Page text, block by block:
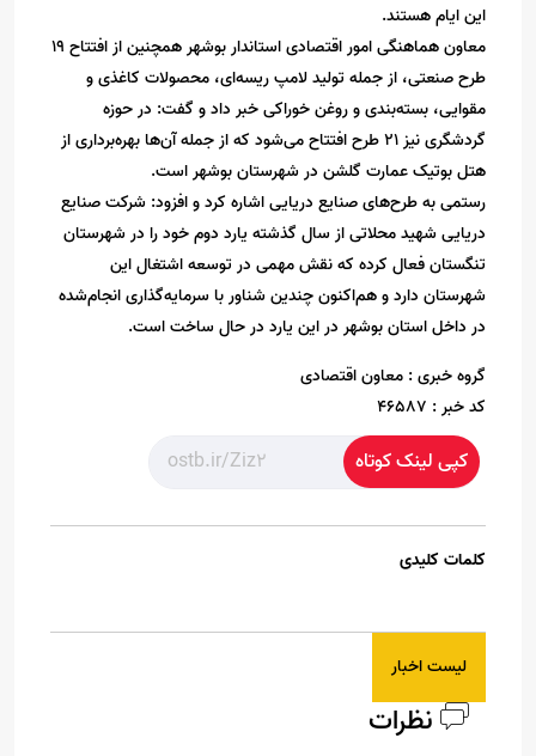
این ایام هستند.
معاون هماهنگی امور اقتصادی استاندار بوشهر همچنین از افتتاح 19
طرح صنعتی، از جمله تولید لامپ ریسه‌ای، محصولات کاغذی و
مقوایی، بسته‌بندی و روغن خوراکی خبر داد و گفت: در حوزه
گردشگری نیز 21 طرح افتتاح می‌شود که از جمله آن‌ها بهره‌برداری از
هتل بوتیک عمارت گلشن در شهرستان بوشهر است.
رستمی به طرح‌های صنایع دریایی اشاره کرد و افزود: شرکت صنایع
دریایی شهید محلاتی از سال گذشته یارد دوم خود را در شهرستان
تنگستان فعال کرده که نقش مهمی در توسعه اشتغال این
شهرستان دارد و هم‌اکنون چندین شناور با سرمایه‌گذاری انجام‌شده
در داخل استان بوشهر در این یارد در حال ساخت است.
گروه خبری : معاون اقتصادی
کد خبر : 46587
کپی لینک کوتاه
کلمات کلیدی
لیست اخبار
نظرات